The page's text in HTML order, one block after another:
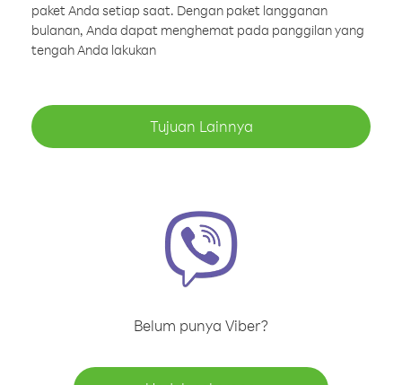
paket Anda setiap saat. Dengan paket langganan
bulanan, Anda dapat menghemat pada panggilan yang
tengah Anda lakukan
Tujuan Lainnya
Belum punya Viber?